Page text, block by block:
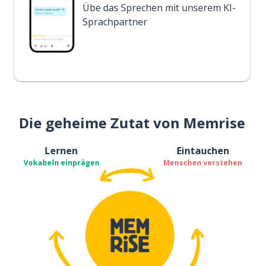
Übe das Sprechen mit unserem KI-
Sprachpartner
Die geheime Zutat von Memrise
Lernen
Vokabeln einprägen
Eintauchen
Menschen verstehen